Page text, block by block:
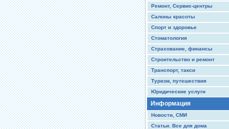
Ремонт, Сервис-центры
Салоны красоты
Спорт и здоровье
Стоматология
Страхование, финансы
Строительство и ремонт
Транспорт, такси
Туризм, путешествия
Юридические услуги
Информация
Новости, СМИ
Статьи. Все для дома